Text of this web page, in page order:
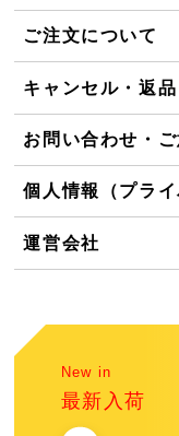
ご注文について
キャンセル・返
お問い合わせ・
個人情報（プラ
運営会社
New in
最新入荷